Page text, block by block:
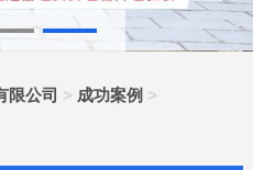
限公司 > 成功案例 >